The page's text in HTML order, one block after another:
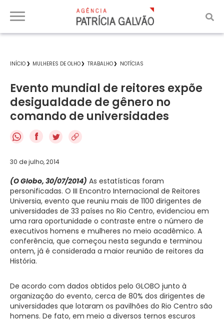
INÍCIO MULHERES DE OLHO TRABALHO NOTÍCIAS
Evento mundial de reitores expõe
desigualdade de gênero no
comando de universidades
f
30 de julho, 2014
(O Globo, 30/07/2014) As estatísticas foram
personificadas. O III Encontro Internacional de Reitores
Universia, evento que reuniu mais de 1100 dirigentes de
universidades de 33 países no Rio Centro, evidenciou em
uma rara oportunidade o contraste entre o número de
executivos homens e mulheres no meio acadêmico. A
conferência, que começou nesta segunda e terminou
ontem, já é considerada a maior reunião de reitores da
História.
De acordo com dados obtidos pelo GLOBO junto à
organização do evento, cerca de 80% dos dirigentes de
universidades que lotaram os pavilhões do Rio Centro são
homens. De fato, em meio a diversos ternos escuros